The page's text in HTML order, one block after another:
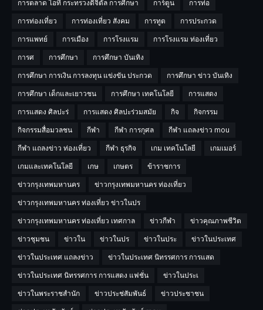
การตลาด ไอที กระทรวงดิจิตัล การศีกษา
การ์ตูน
การท่อ
การท่องเที่ยว
การท่องเที่ยว สังคม การทูต
การประกวด
การแพทย์
การเมือง การโรงแรม
การโรงแรม ท่องเที่ยว
การศ
การศึกษา
การศึกษา บันเทิง
การศึกษา การเงิน การลงทุน แข่งขัน ประกวด
การศึกษา ข่าว บันเทิง
การศึกษา เด็กและเยาวชน
การศึกษา เทคโนโลยี
การแสดง
การแสดง ศิลปะร่
การแสดง ศิลปะร่วมสมัย กิจ
กิจกรรม
กิจกรรมสื่อมวลชน
กีฬา กีฬา การกุศล
กีฬา แถลงข่าว mou
กีฬา แถลงข่าว ท่องเที่ยว
กีฬา ธุรกิจ เกม เทคโนโลยี
เกมเมอร์
เกมและเทคโนโลยี
เกษ เกษตร
ข้าราชการ
ข่าวกรุงเทพมหานคร
ข่าวกรุงเทพมหานคร ท่องเที่ยว
ข่าวกรุงเทพมหานคร ท่องเที่ยว ข่าวในปร
ข่าวกรุงเทพมหานคร ท่องเที่ยว เทศกาล
ข่าวกีฬา
ข่าวคุณภาพชีวิต
ข่าวชุมชน
ข่าวใน ข่าวในปร ข่าวในประ
ข่าวในประเทศ
ข่าวในประเทศ แถลงข่าว
ข่าวในประเทศ นิทรรศการ การแสด
ข่าวในประเทศ นิทรรศการ การแสดง แฟชั่น
ข่าวในประเ
ข่าวในพระราชสำนัก
ข่าวประช่สัมพันธ์
ข่าวประชาชน